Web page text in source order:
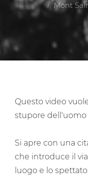
Mont
Questo video
stupore dell'uomo
Si apre con una
che introduce il
luogo e lo